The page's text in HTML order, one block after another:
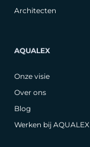
Architecten
AQUALEX
Onze visie
Over ons
Blog
Werken bij AQUALEX